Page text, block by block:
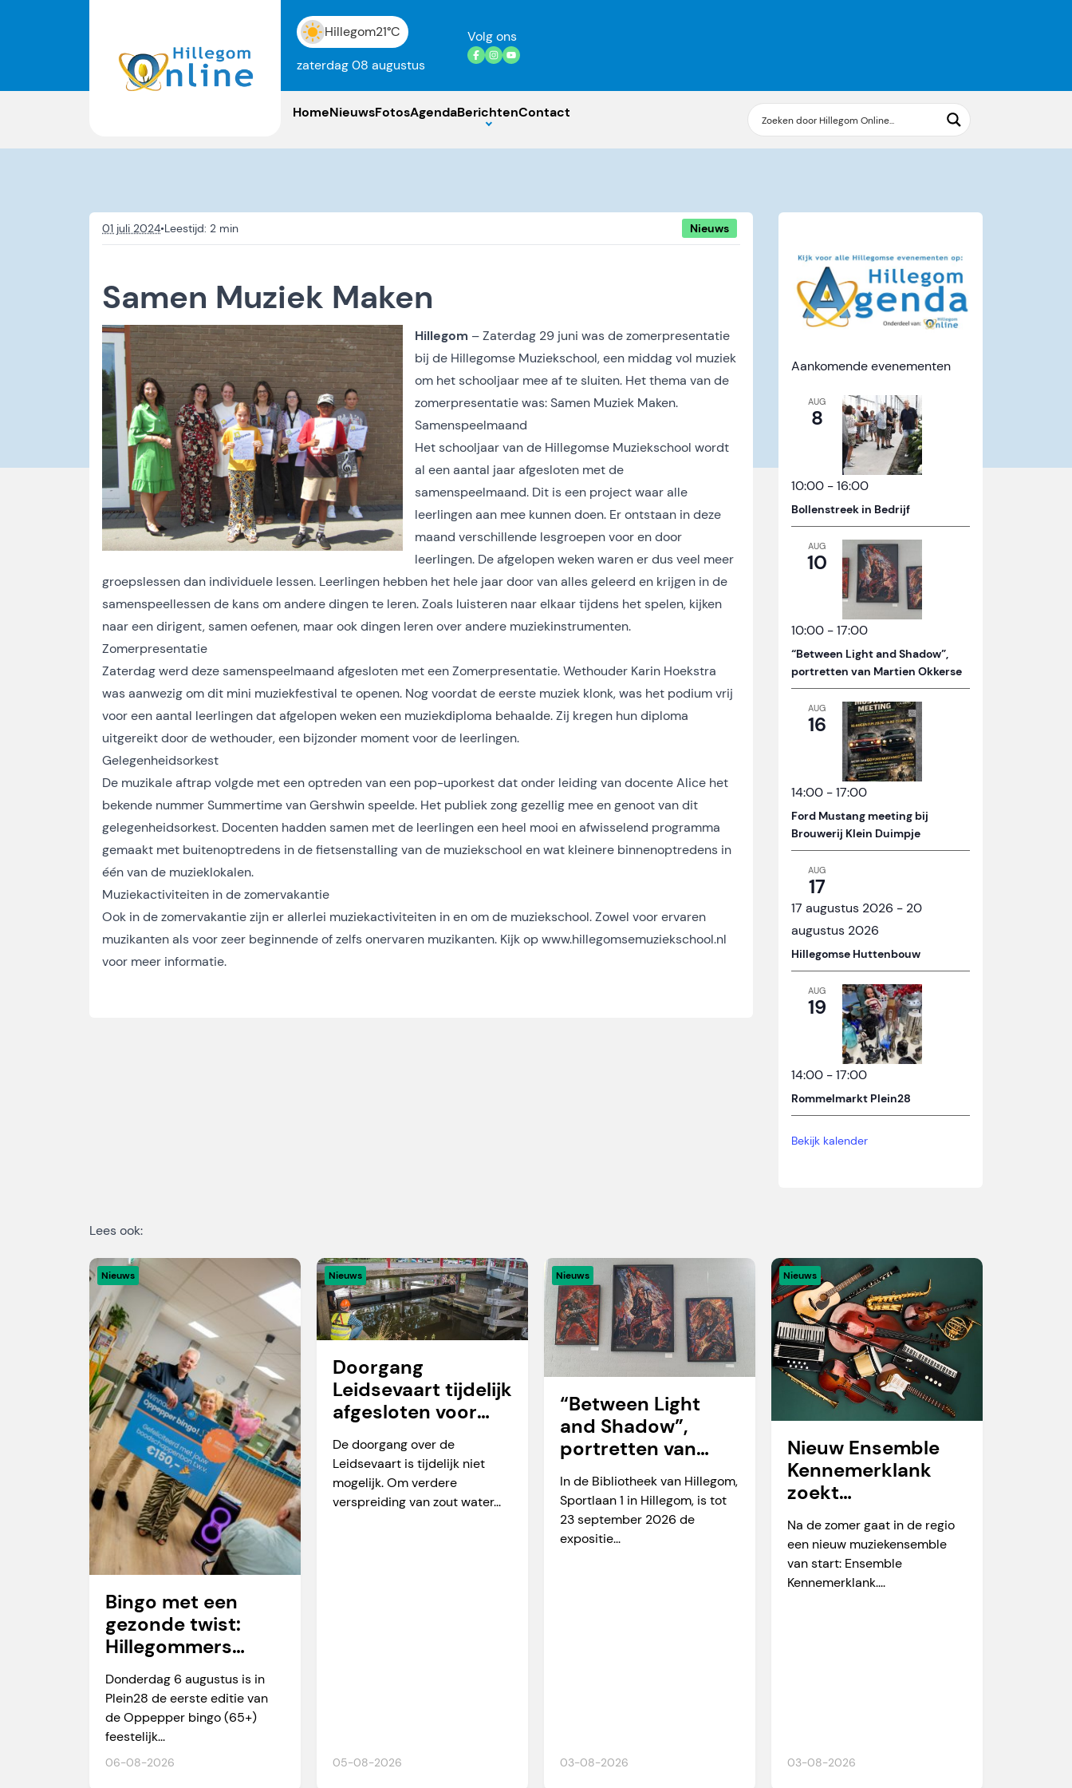
Hillegom21°C
zaterdag 08 augustus
Volg ons
HomeNieuwsFotosAgendaBerichtenContact
01 juli 2024• Nieuws
Samen Muziek Maken
Hillegom – Zaterdag 29 juni was de zomerpresentatie
bij de Hillegomse Muziekschool, een middag vol muziek
om het schooljaar mee af te sluiten. Het thema van de
zomerpresentatie was: Samen Muziek Maken.
Samenspeelmaand
Het schooljaar van de Hillegomse Muziekschool wordt
al een aantal jaar afgesloten met de
samenspeelmaand. Dit is een project waar alle
leerlingen aan mee kunnen doen. Er ontstaan in deze
maand verschillende lesgroepen voor en door
leerlingen. De afgelopen weken waren er dus veel meer
groepslessen dan individuele lessen. Leerlingen hebben het hele jaar door van alles geleerd en krijgen in de
samenspeellessen de kans om andere dingen te leren. Zoals luisteren naar elkaar tijdens het spelen, kijken
naar een dirigent, samen oefenen, maar ook dingen leren over andere muziekinstrumenten.
Zomerpresentatie
Zaterdag werd deze samenspeelmaand afgesloten met een Zomerpresentatie. Wethouder Karin Hoekstra
was aanwezig om dit mini muziekfestival te openen. Nog voordat de eerste muziek klonk, was het podium vrij
voor een aantal leerlingen dat afgelopen weken een muziekdiploma behaalde. Zij kregen hun diploma
uitgereikt door de wethouder, een bijzonder moment voor de leerlingen.
Gelegenheidsorkest
De muzikale aftrap volgde met een optreden van een pop-uporkest dat onder leiding van docente Alice het
bekende nummer Summertime van Gershwin speelde. Het publiek zong gezellig mee en genoot van dit
gelegenheidsorkest. Docenten hadden samen met de leerlingen een heel mooi en afwisselend programma
gemaakt met buitenoptredens in de fietsenstalling van de muziekschool en wat kleinere binnenoptredens in
één van de muzieklokalen.
Muziekactiviteiten in de zomervakantie
Ook in de zomervakantie zijn er allerlei muziekactiviteiten in en om de muziekschool. Zowel voor ervaren
muzikanten als voor zeer beginnende of zelfs onervaren muzikanten. Kijk opwww.hillegomsemuziekschool.nl
voor meer informatie.
Aankomende evenementen
AUG
8
10:00 -16:00
Bollenstreek in Bedrijf
AUG
10
10:00 -17:00
“Between Light and Shadow”,
portretten van Martien Okkerse
AUG
16
14:00 -17:00
Ford Mustang meeting bij
Brouwerij Klein Duimpje
AUG
17
17 augustus 2026 - 20
augustus 2026
Hillegomse Huttenbouw
AUG
19
14:00 -17:00
Rommelmarkt Plein28
Bekijk kalender
Lees ook:
Nieuws
06-08-2026
Bingo met een
gezonde twist:
Hillegommers
winnen meer dan
alleen een prijs
Donderdag 6 augustus is in
Plein28 de eerste editie van
de Oppepper bingo (65+)
feestelijk...
Nieuws
05-08-2026
Doorgang
Leidsevaart tijdelijk
afgesloten voor
vaarverkeer
De doorgang over de
Leidsevaart is tijdelijk niet
mogelijk. Om verdere
verspreiding van zout water...
Nieuws
03-08-2026
“Between Light
and Shadow”,
portretten van
Martien Okkerse
In de Bibliotheek van Hillegom,
Sportlaan 1 in Hillegom, is tot
23 september 2026 de
expositie...
Nieuws
03-08-2026
Nieuw Ensemble
Kennemerklank
zoekt
amateurmuzikante
n
Na de zomer gaat in de regio
een nieuw muziekensemble
van start: Ensemble
Kennemerklank....